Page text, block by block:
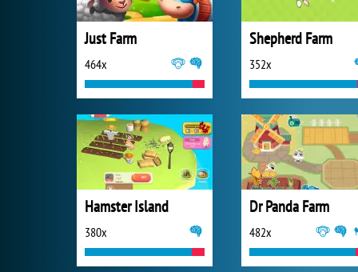
Just Farm
464x
Shepherd Farm
352x
Hamster Island
380x
Dr Panda Farm
482x